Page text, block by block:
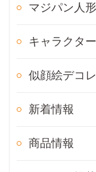
マジパン人
キャラクタ
似顔絵デコ
新着情報
商品情報